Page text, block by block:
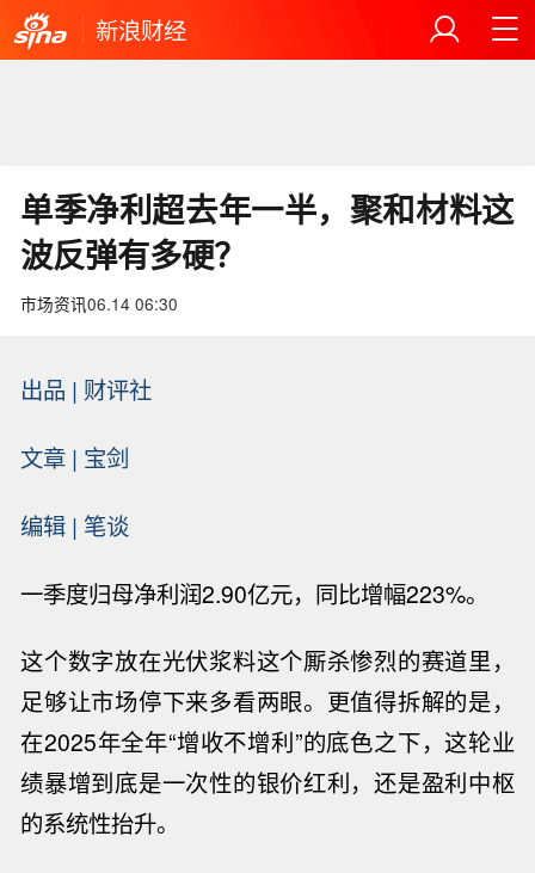
新浪财经
单季净利超去年一半，聚和材料这
波反弹有多硬？
市场资讯06.14 06:30
出品 | 财评社
文章 | 宝剑
编辑 | 笔谈
一季度归母净利润2.90亿元，同比增幅223%。
这个数字放在光伏浆料这个厮杀惨烈的赛道里，
足够让市场停下来多看两眼。更值得拆解的是，
在2025年全年“增收不增利”的底色之下，这轮业
绩暴增到底是一次性的银价红利，还是盈利中枢
的系统性抬升。